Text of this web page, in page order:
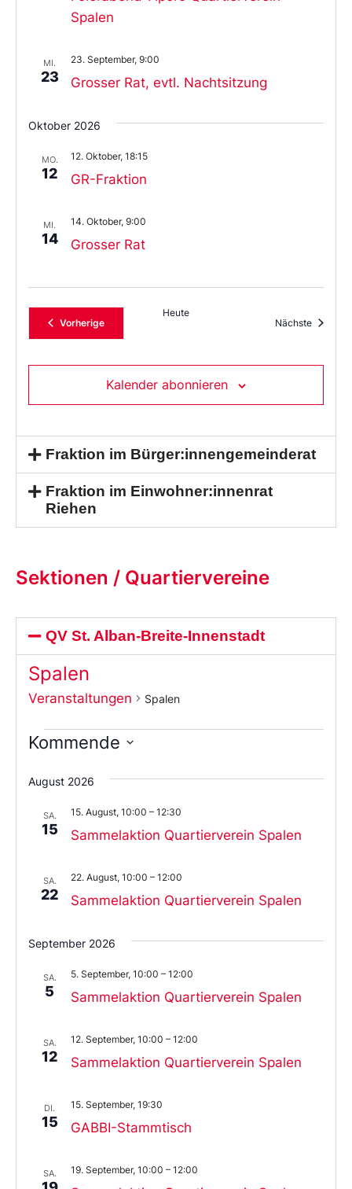
Spalen
MI.
23 Grosser Rat, evtl. Nachtsitzung
23. September, 9:00
Oktober 2026
MO.
12 GR-Fraktion
12. Oktober, 18:15
MI.
14 Grosser Rat
14. Oktober, 9:00
VorherigeVeranstaltungen
Heute
Nächste
Kalender abonnieren
Fraktion im Bürger:innengemeinderat
Fraktion im Einwohner:innenrat
Riehen
Sektionen / Quartiervereine
QV St. Alban-Breite-Innenstadt
Spalen
Veranstaltungen Spalen
Kommende
Sie
das
aus.
August 2026
SA.
15 Sammelaktion Quartierverein Spalen
15. August, 10:00 – 12:30
SA.
22 Sammelaktion Quartierverein Spalen
22. August, 10:00 – 12:00
September 2026
SA.
5 Sammelaktion Quartierverein Spalen
5. September, 10:00 – 12:00
SA.
12 Sammelaktion Quartierverein Spalen
12. September, 10:00 – 12:00
DI.
15 GABBI-Stammtisch
15. September, 19:30
SA. 19. September, 10:00 – 12:00